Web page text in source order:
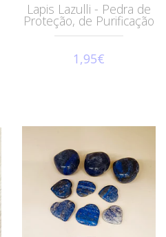
Lapis Lazulli - Pedra de
Proteção, de Purificação
1,95€